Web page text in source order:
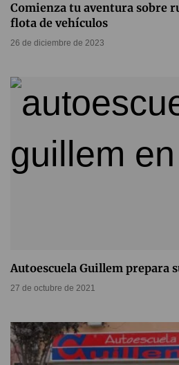
Comienza tu aventura sobre
flota de vehículos
26 de diciembre de 2023
Autoescuela Guillem prepara
27 de octubre de 2021